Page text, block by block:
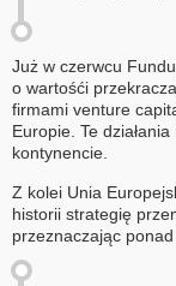
Już w czerwcu
o wartośći
firmami venture
Europie. Te
kontynencie.
Z kolei Unia
historii strategię
przeznaczając